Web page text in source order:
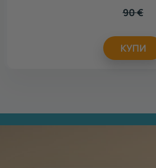
90€
КУПИ